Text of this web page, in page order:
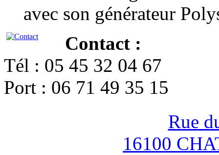
avec son générateur
Contact :
Tél : 05 45 32 04 67
Port : 06 71 49 35 15
Rue
16100